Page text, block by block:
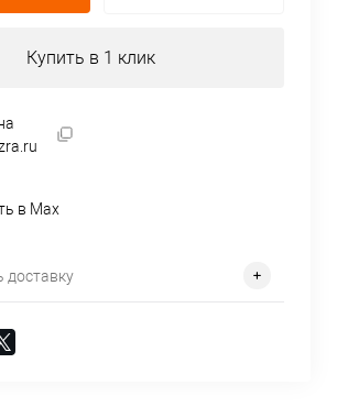
Купить в 1 клик
в Max
доставку